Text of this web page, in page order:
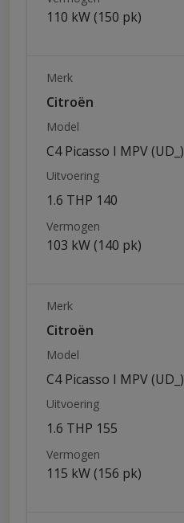
110 kW (150 pk)
Merk
Citroën
Model
C4 Picasso I MPV (UD_)
Uitvoering
1.6 THP 140
Vermogen
103 kW (140 pk)
Merk
Citroën
Model
C4 Picasso I MPV (UD_)
Uitvoering
1.6 THP 155
Vermogen
115 kW (156 pk)